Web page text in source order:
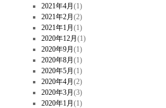
2021年4月 (1)
2021年2月 (2)
2021年1月 (1)
2020年12月 (1)
2020年9月 (1)
2020年8月 (1)
2020年5月 (1)
2020年4月 (2)
2020年3月 (3)
2020年1月 (1)